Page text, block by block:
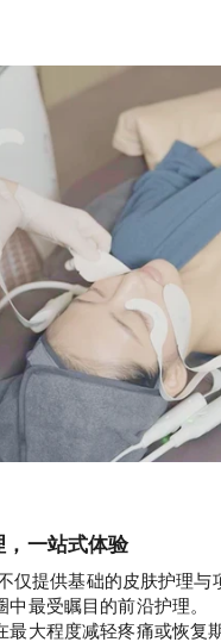
，一站式体验
仅提供基础的皮肤护理与
中最受瞩目的前沿护理。
最大程度减轻疼痛或恢复